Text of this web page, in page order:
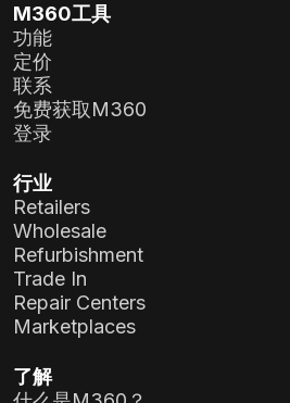
M360工具
功能
定价
联系
免费获取M360
登录
行业
Retailers
Wholesale
Refurbishment
Trade In
Repair Centers
Marketplaces
了解